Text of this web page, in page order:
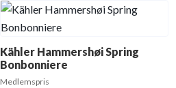
Kähler Hammershøi Spring
Bonbonniere
Medlemspris